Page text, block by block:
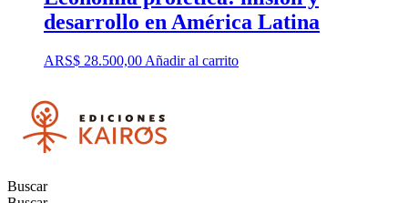
desarrollo en América Latina
ARS$ 28.500,00 Añadir al carrito
Buscar